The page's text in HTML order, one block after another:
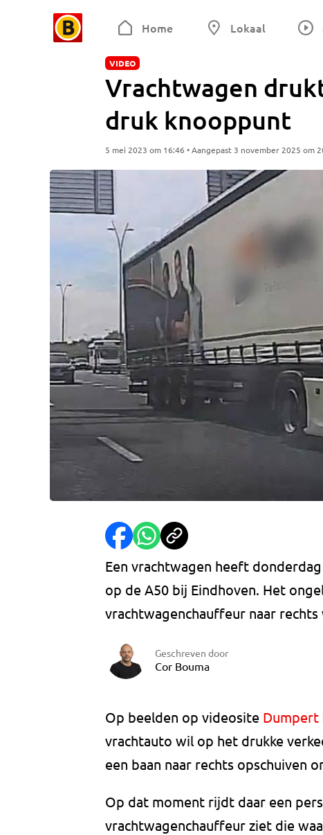
Home Lokaal
VIDEO
Vrachtwagen
druk knooppunt
5 mei 2023 om 16:46 • Aangepast 3 november 2025 om
Een vrachtwagen heeft
op de A50 bij Eindhoven. Het
vrachtwagenchauffeur naar
Geschreven door
Cor Bouma
Op beelden op videosite Dumpert
vrachtauto wil op het drukke
een baan naar rechts opschuiven
Op dat moment rijdt daar een
vrachtwagenchauffeur ziet die